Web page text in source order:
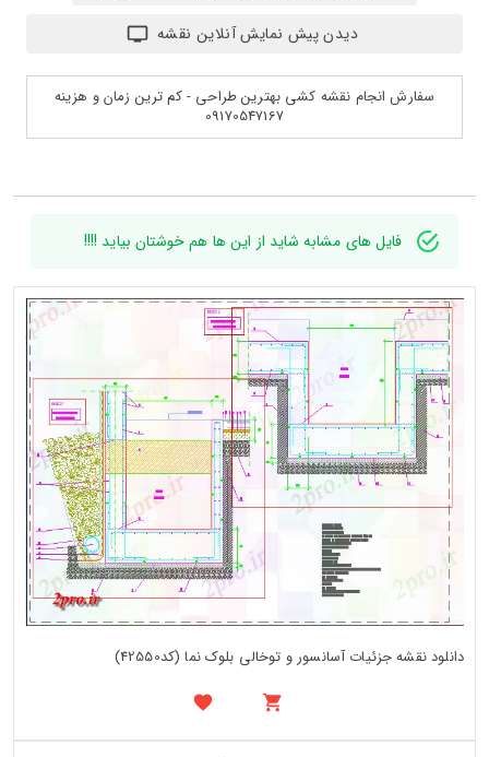
دیدن پیش نمایش آنلاین نقشه
سفارش انجام نقشه کشی بهترین طراحی - کم ترین زمان و هزینه
09170547167
فایل های مشابه شاید از این ها هم خوشتان بیاید !!!!
دانلود نقشه جزئیات آسانسور و توخالی بلوک نما (کد42550)